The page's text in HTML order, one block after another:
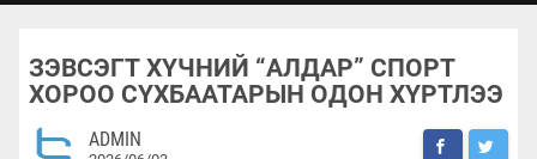
ЗЭВСЭГТ ХҮЧНИЙ “АЛДАР” СПОРТ
ХОРОО СҮХБААТАРЫН ОДОН ХҮРТЛЭЭ
ADMIN